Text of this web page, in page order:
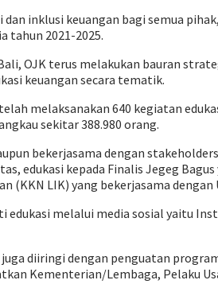
inklusi keuangan bagi semua
tahun 2021-2025.
OJK terus melakukan bauran
keuangan secara tematik.
melaksanakan 640 kegiatan
sekitar 388.980 orang.
bekerjasama dengan
edukasi kepada Finalis Jegeg
LIK) yang bekerjasama dengan
melalui media sosial yaitu
diiringi dengan penguatan
Kementerian/Lembaga, Pelaku